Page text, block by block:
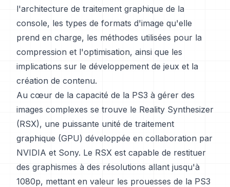
l'architecture de traitement graphique de la
console, les types de formats d'image qu'elle
prend en charge, les méthodes utilisées pour la
compression et l'optimisation, ainsi que les
implications sur le développement de jeux et la
création de contenu.
Au cœur de la capacité de la PS3 à gérer des
images complexes se trouve le Reality Synthesizer
(RSX), une puissante unité de traitement
graphique (GPU) développée en collaboration par
NVIDIA et Sony. Le RSX est capable de restituer
des graphismes à des résolutions allant jusqu'à
1080p, mettant en valeur les prouesses de la PS3